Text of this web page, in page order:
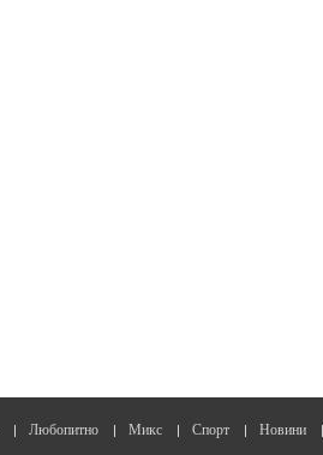
Любопитно Микс Спорт Новини